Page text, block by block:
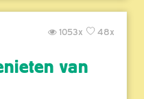
48x
1053x
van